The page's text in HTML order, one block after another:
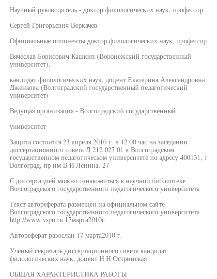
Научный руководитель - доктор филологических наук, профессор
Сергей Григорьевич Воркачев
Официальные оппоненты доктор филологических наук, профессор
Вячеслав Борисович Кашкип (Воронежский государственный
университет),
кандидат филологических наук, доцент Екатерина Александровна
Дженкова (Волгоградский государственный педагогический
университет)
Ведущая организация - Волгоградский государственный
университет
Защита состоится 23 апреля 2010 г. в 12 00 час на заседании
диссертационного совета Д 212 027 01 в Волгоградском
государственном педагогическом университете по адресу 400131, г
Волгоград, пр им В И Ленина, 27
С диссертацией можно ознакомиться в научной библиотеке
Волгоградского государственного педагогического университета
Текст автореферата размещен на официальном сайте
Волгоградского государственного педагогического университета
http //www vspu ru 17марта2010г
Автореферат разослан 17 марта2010 г.
Ученый секретарь диссертационного совета кандидат
филологических наук, доцент Н Н Остринская
ОБЩАЯ ХАРАКТЕРИСТИКА РАБОТЫ